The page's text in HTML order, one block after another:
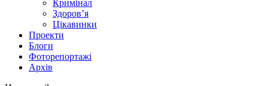
Кримінал
Здоров’я
Цікавинки
Проекти
Блоги
Фоторепортажі
Архів